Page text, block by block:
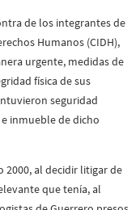
de los integrantes de
Humanos (CIDH),
urgente, medidas de
física de sus
seguridad
inmueble de dicho
2000, al decidir litigar de
que tenía, al